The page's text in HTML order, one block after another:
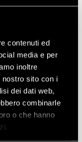
contenuti ed
media e per
inoltre
sito con i
dei dati web,
combinarle
o che hanno